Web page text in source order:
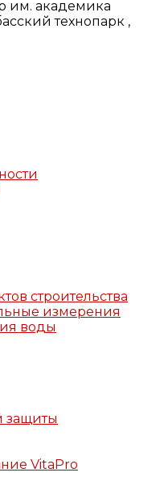
им. академика
технопарк ,
строительства
измерения
воды
защиты
VitaPro